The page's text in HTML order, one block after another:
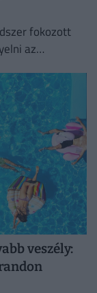
fokozott
az
veszély: